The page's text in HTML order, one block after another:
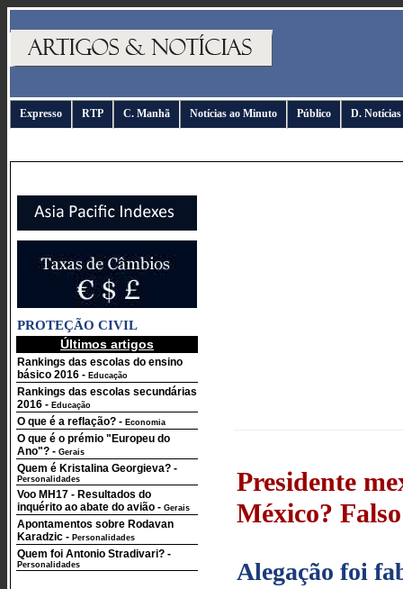
Expresso RTP C. Manhã Notícias ao Minuto Público D. Notícias
PROTEÇÃO CIVIL
Últimos artigos
Rankings das escolas do ensino
básico 2016 - Educação
Rankings das escolas secundárias
2016 - Educação
O que é a reflação? - Economia
O que é o prémio "Europeu do
Ano"? - Gerais
Quem é Kristalina Georgieva? -
Personalidades
Voo MH17 - Resultados do
inquérito ao abate do avião - Gerais
Apontamentos sobre Rodavan
Karadzic - Personalidades
Quem foi Antonio Stradivari? -
Personalidades
Presidente
México?
Alegação foi